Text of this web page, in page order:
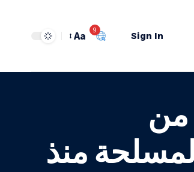
Sign In
9
Aa
من
منذ